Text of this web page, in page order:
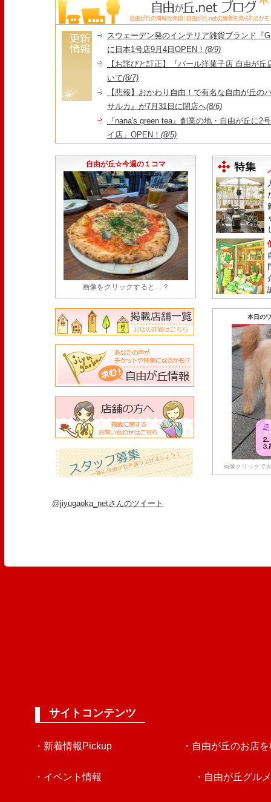
スウェーデン発のインテリア雑貨ブランド『
に日本1号店9月4日OPEN！ (8/9)
【お詫びと訂正】『パール洋菓子店 自由が
いて(8/7)
【悲報】おかわり自由！で有名な自由が丘の
サルカ』が7月31日に閉店へ(8/6)
『nana's green tea』創業の地・自由が丘に2
イ店」OPEN！ (8/5)
店・閉店情報まとめ】
自由が丘☆今週の１コマ
画像をクリックすると…？
本日の
画像クリックで
@jiyugaoka_netさんのツイート
サイトコンテンツ
・新着情報Pickup
・イベント情報
・自由が丘のお店
・自由が丘グルメ